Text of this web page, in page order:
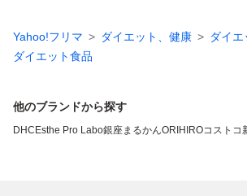
Yahoo!フリマ ダイエット、健康
ダイエ
ダイエット食品
他のブランドから探す
DHC Esthe Pro Labo銀座まるかんORIHIROコストコ